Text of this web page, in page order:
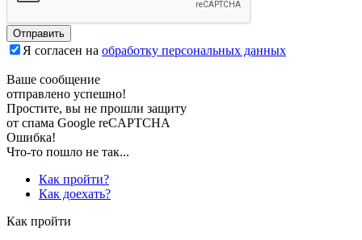
Отправить
Я согласен на обработку персональных данных
Ваше сообщение
отправлено успешно!
Простите, вы не прошли защиту
от спама Google reCAPTCHA
Ошибка!
Что-то пошло не так...
Как пройти?
Как доехать?
Как пройти